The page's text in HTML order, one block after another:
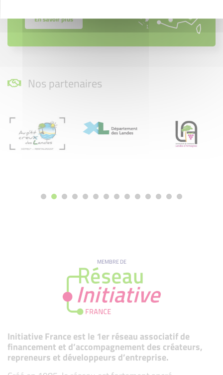
En savoir plus
Nos partenaires
MEMBRE DE
Initiative France est le 1er réseau associatif de
financement et d’accompagnement des créateurs,
repreneurs et développeurs d’entreprise.